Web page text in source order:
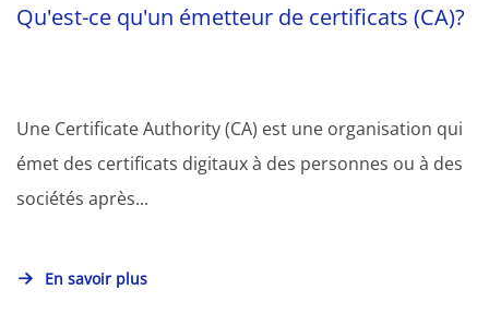
Qu'est-ce qu'un émetteur de certificats (CA)?
Une Certificate Authority (CA) est une organisation qui
émet des certificats digitaux à des personnes ou à des
sociétés après...
En savoir plus